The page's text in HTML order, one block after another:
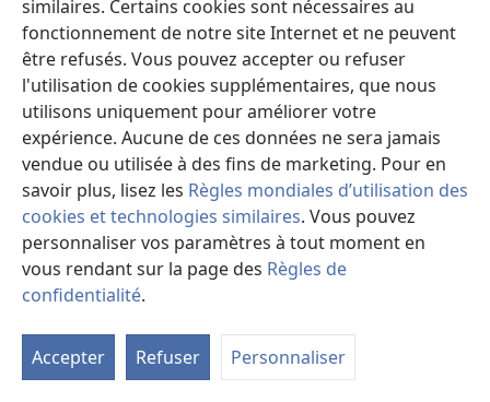
similaires. Certains cookies sont nécessaires au
fonctionnement de notre site Internet et ne peuvent
être refusés. Vous pouvez accepter ou refuser
l'utilisation de cookies supplémentaires, que nous
utilisons uniquement pour améliorer votre
expérience. Aucune de ces données ne sera jamais
vendue ou utilisée à des fins de marketing. Pour en
savoir plus, lisez les Règles mondiales d’utilisation des
cookies et technologies similaires. Vous pouvez
personnaliser vos paramètres à tout moment en
vous rendant sur la page des Règles de
confidentialité.
Accepter Refuser Personnaliser
Comment apprendre l’humilité à votre enfant
Apprenez l’humilité à votre enfant sans nuire à l’estime
qu’il a de lui-​même.